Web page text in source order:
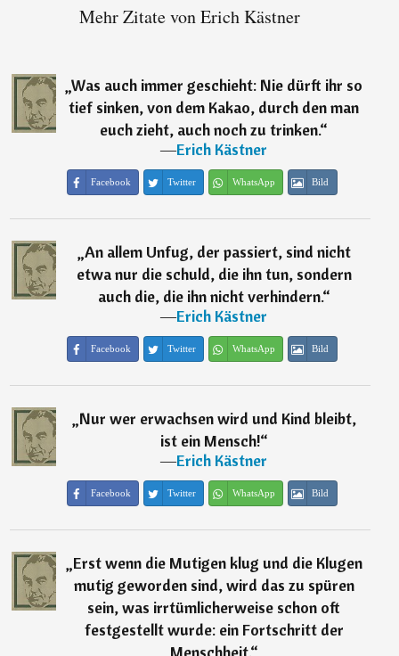
Mehr Zitate von Erich Kästner
„Was auch immer geschieht: Nie dürft ihr so
tief sinken, von dem Kakao, durch den man
euch zieht, auch noch zu trinken.“
―Erich Kästner
Facebook Twitter WhatsApp Bild
„An allem Unfug, der passiert, sind nicht
etwa nur die schuld, die ihn tun, sondern
auch die, die ihn nicht verhindern.“
―Erich Kästner
Facebook Twitter WhatsApp Bild
„Nur wer erwachsen wird und Kind bleibt,
ist ein Mensch!“
―Erich Kästner
Facebook Twitter WhatsApp Bild
„Erst wenn die Mutigen klug und die Klugen
mutig geworden sind, wird das zu spüren
sein, was irrtümlicherweise schon oft
festgestellt wurde: ein Fortschritt der